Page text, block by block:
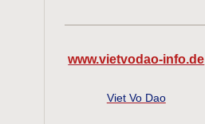
www.vietvodao-info.de
Viet Vo Dao